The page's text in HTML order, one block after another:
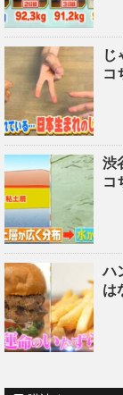
じ
コ
渋
コ
ハ
は